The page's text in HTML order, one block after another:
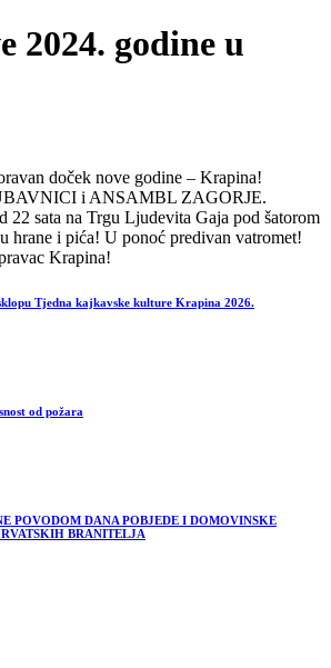
2024. godine u
doček nove godine – Krapina!
i ANSAMBL ZAGORJE.
22 sata na Trgu Ljudevita Gaja pod šatorom
hrane i pića! U ponoć predivan vatromet!
Krapina!
Tjedna kajkavske kulture Krapina 2026.
od požara
POVODOM DANA POBJEDE I DOMOVINSKE
BRANITELJA